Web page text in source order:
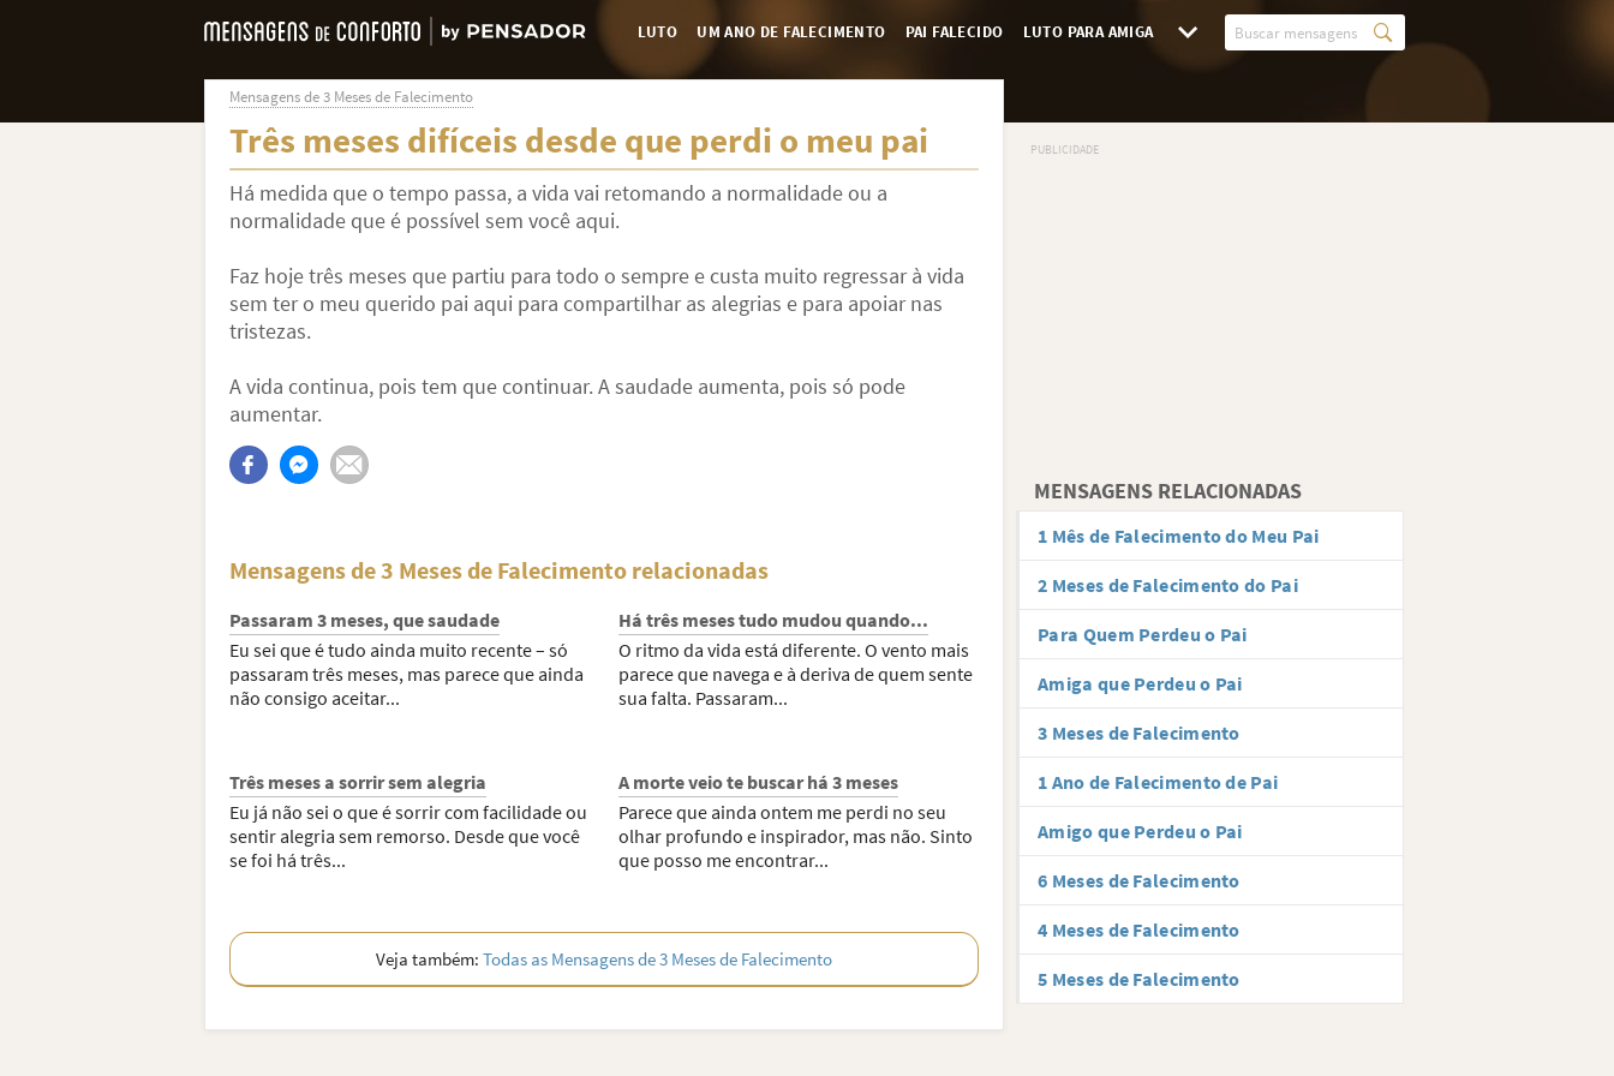
LUTO UM ANO DE FALECIMENTO PAI FALECIDO LUTO PARA AMIGA
Mensagens de 3 Meses de Falecimento
Três meses difíceis desde que perdi o meu pai
Há medida que o tempo passa, a vida vai retomando a normalidade ou a
normalidade que é possível sem você aqui.
Faz hoje três meses que partiu para todo o sempre e custa muito regressar à vida
sem ter o meu querido pai aqui para compartilhar as alegrias e para apoiar nas
tristezas.
A vida continua, pois tem que continuar. A saudade aumenta, pois só pode
aumentar.
Mensagens de 3 Meses de Falecimento relacionadas
Passaram 3 meses, que saudade
Eu sei que é tudo ainda muito recente – só
passaram três meses, mas parece que ainda
não consigo aceitar...
Há três meses tudo mudou quando...
O ritmo da vida está diferente. O vento mais
parece que navega e à deriva de quem sente
sua falta. Passaram...
Três meses a sorrir sem alegria
Eu já não sei o que é sorrir com facilidade ou
sentir alegria sem remorso. Desde que você
se foi há três...
A morte veio te buscar há 3 meses
Parece que ainda ontem me perdi no seu
olhar profundo e inspirador, mas não. Sinto
que posso me encontrar...
Veja também: Todas as Mensagens de 3 Meses de Falecimento
MENSAGENS RELACIONADAS
1 Mês de Falecimento do Meu Pai
2 Meses de Falecimento do Pai
Para Quem Perdeu o Pai
Amiga que Perdeu o Pai
3 Meses de Falecimento
1 Ano de Falecimento de Pai
Amigo que Perdeu o Pai
6 Meses de Falecimento
4 Meses de Falecimento
5 Meses de Falecimento